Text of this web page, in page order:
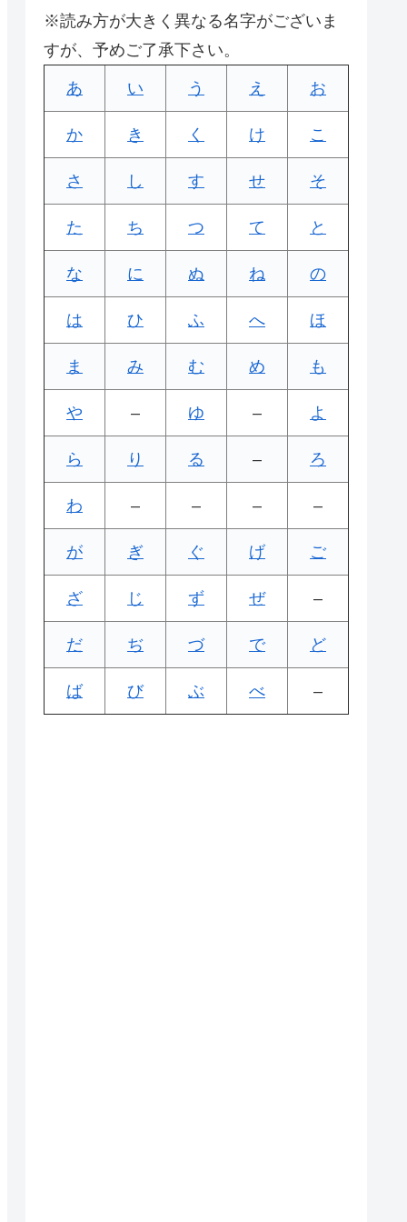
※読み方が大きく異なる名字がございま
すが、予めご了承下さい。
あ い う え お
か き く け こ
さ し す せ そ
た ち つ て と
な に ぬ ね の
は ひ ふ へ ほ
ま み む め も
や – ゆ – よ
ら り る – ろ
わ – – – –
が ぎ ぐ げ ご
ざ じ ず ぜ –
だ ぢ づ で ど
ば び ぶ べ –